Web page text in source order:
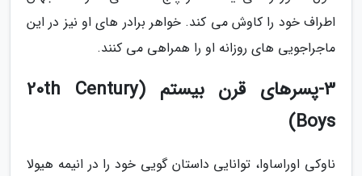
اطراف خود را کاوش می کند. خواهر برادر های او نیز در این
ماجراجویی های روزانه او را همراهی می کنند.
3-پسرهای قرن بیستم (20th Century
Boys)
ناوکی اوراساوا، توانایی داستان گویی خود را در انیمه هیولا